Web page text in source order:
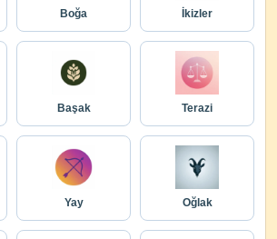
Boğa İkizler
Başak Terazi
Yay Oğlak